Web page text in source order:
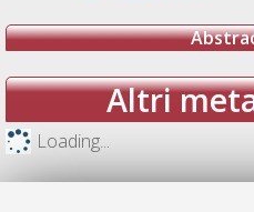
Altri
Loading...